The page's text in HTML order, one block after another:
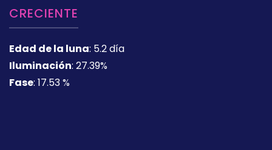
CRECIENTE
Edad de la luna: 5.2 día
Iluminación: 27.39%
Fase: 17.53 %